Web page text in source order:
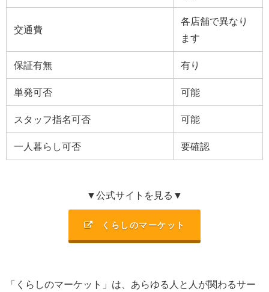
交通費
各店舗で異なり
ます
保証有無 有り
単発可否 可能
スタッフ指名可否 可能
一人暮らし可否 要確認
▼公式サイトを見る▼
くらしのマーケット
「くらしのマーケット」は、あらゆる人と人が関わるサー